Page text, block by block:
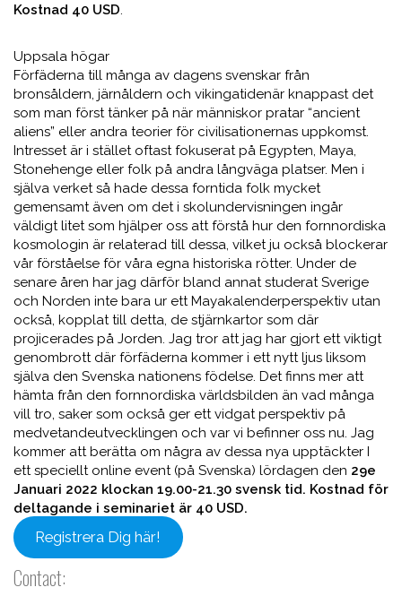
Kostnad 40 USD.
Uppsala högar
Förfäderna till många av dagens svenskar från
bronsåldern, järnåldern och vikingatidenär knappast det
som man först tänker på när människor pratar “ancient
aliens” eller andra teorier för civilisationernas uppkomst.
Intresset är i stället oftast fokuserat på Egypten, Maya,
Stonehenge eller folk på andra långväga platser. Men i
själva verket så hade dessa forntida folk mycket
gemensamt även om det i skolundervisningen ingår
väldigt litet som hjälper oss att förstå hur den fornnordiska
kosmologin är relaterad till dessa, vilket ju också blockerar
vår förståelse för våra egna historiska rötter. Under de
senare åren har jag därför bland annat studerat Sverige
och Norden inte bara ur ett Mayakalenderperspektiv utan
också, kopplat till detta, de stjärnkartor som där
projicerades på Jorden. Jag tror att jag har gjort ett viktigt
genombrott där förfäderna kommer i ett nytt ljus liksom
själva den Svenska nationens födelse. Det finns mer att
hämta från den fornnordiska världsbilden än vad många
vill tro, saker som också ger ett vidgat perspektiv på
medvetandeutvecklingen och var vi befinner oss nu. Jag
kommer att berätta om några av dessa nya upptäckter I
ett speciellt online event (på Svenska) lördagen den 29e
Januari 2022 klockan 19.00-21.30 svensk tid. Kostnad för
deltagande i seminariet är 40 USD.
Registrera Dig här!
Contact: